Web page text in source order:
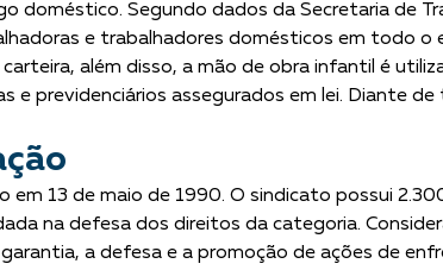
doméstico. Segundo dados da Secretaria de
e trabalhadores domésticos em todo o
além disso, a mão de obra infantil é
e previdenciários assegurados em lei. Diante
13 de maio de 1990. O sindicato possui
na defesa dos direitos da categoria.
a defesa e a promoção de ações de